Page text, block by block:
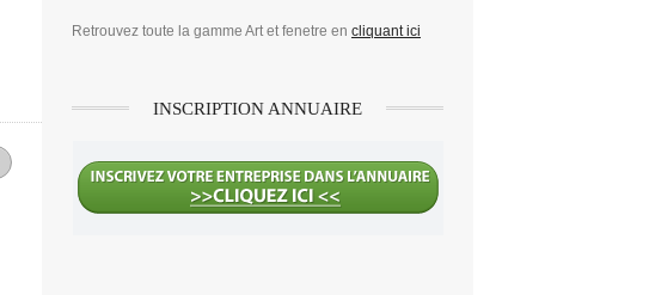
Retrouvez toute la gamme Art et fenetre en cliquant ici
INSCRIPTION ANNUAIRE